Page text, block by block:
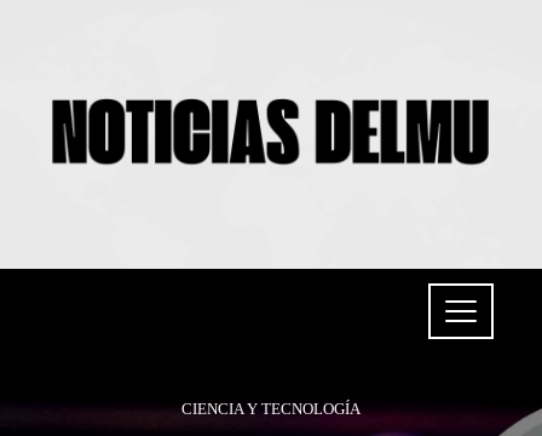
CIENCIA Y TECNOLOGÍA